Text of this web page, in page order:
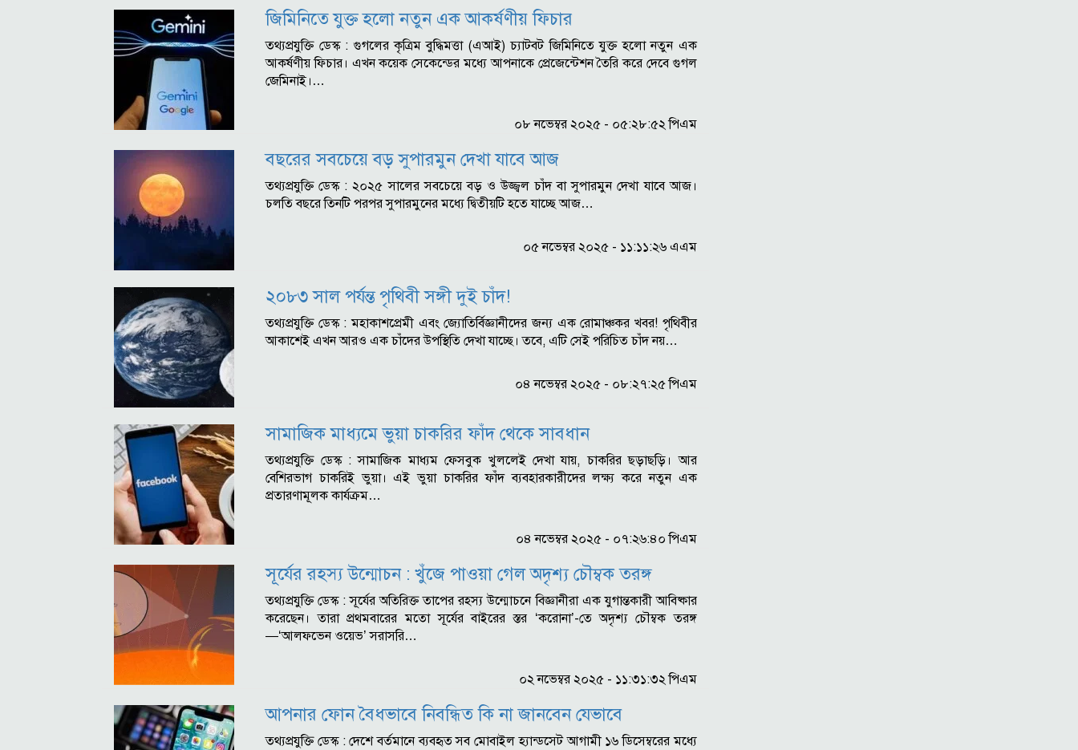
জিমিনিতে যুক্ত হলো নতুন এক আকর্ষণীয় ফিচার
তথ্যপ্রযুক্তি ডেস্ক : গুগলের কৃত্রিম বুদ্ধিমত্তা (এআই) চ্যাটবট জিমিনিতে যুক্ত হলো নতুন এক
আকর্ষণীয় ফিচার। এখন কয়েক সেকেন্ডের মধ্যে আপনাকে প্রেজেন্টেশন তৈরি করে দেবে গুগল
জেমিনাই।…
০৮ নভেম্বর ২০২৫ - ০৫:২৮:৫২ পিএম
বছরের সবচেয়ে বড় সুপারমুন দেখা যাবে আজ
তথ্যপ্রযুক্তি ডেস্ক : ২০২৫ সালের সবচেয়ে বড় ও উজ্জ্বল চাঁদ বা সুপারমুন দেখা যাবে আজ।
চলতি বছরে তিনটি পরপর সুপারমুনের মধ্যে দ্বিতীয়টি হতে যাচ্ছে আজ…
০৫ নভেম্বর ২০২৫ - ১১:১১:২৬ এএম
২০৮৩ সাল পর্যন্ত পৃথিবী সঙ্গী দুই চাঁদ!
তথ্যপ্রযুক্তি ডেস্ক : মহাকাশপ্রেমী এবং জ্যোতির্বিজ্ঞানীদের জন্য এক রোমাঞ্চকর খবর! পৃথিবীর
আকাশেই এখন আরও এক চাঁদের উপস্থিতি দেখা যাচ্ছে। তবে, এটি সেই পরিচিত চাঁদ নয়…
০৪ নভেম্বর ২০২৫ - ০৮:২৭:২৫ পিএম
সামাজিক মাধ্যমে ভুয়া চাকরির ফাঁদ থেকে সাবধান
তথ্যপ্রযুক্তি ডেস্ক : সামাজিক মাধ্যম ফেসবুক খুললেই দেখা যায়, চাকরির ছড়াছড়ি। আর
বেশিরভাগ চাকরিই ভুয়া। এই ভুয়া চাকরির ফাঁদ ব্যবহারকারীদের লক্ষ্য করে নতুন এক
প্রতারণামূলক কার্যক্রম…
০৪ নভেম্বর ২০২৫ - ০৭:২৬:৪০ পিএম
সূর্যের রহস্য উন্মোচন : খুঁজে পাওয়া গেল অদৃশ্য চৌম্বক তরঙ্গ
তথ্যপ্রযুক্তি ডেস্ক : সূর্যের অতিরিক্ত তাপের রহস্য উন্মোচনে বিজ্ঞানীরা এক যুগান্তকারী আবিষ্কার
করেছেন। তারা প্রথমবারের মতো সূর্যের বাইরের স্তর ‘করোনা’-তে অদৃশ্য চৌম্বক তরঙ্গ
—‘আলফভেন ওয়েভ’ সরাসরি…
০২ নভেম্বর ২০২৫ - ১১:৩১:৩২ পিএম
আপনার ফোন বৈধভাবে নিবন্ধিত কি না জানবেন যেভাবে
তথ্যপ্রযুক্তি ডেস্ক : দেশে বর্তমানে ব্যবহৃত সব মোবাইল হ্যান্ডসেট আগামী ১৬ ডিসেম্বরের মধ্যে